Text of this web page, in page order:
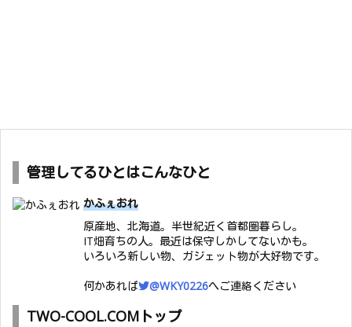
管理してるひとはこんなひと
かふぇおれ
原産地、北海道。半世紀近く首都圏暮らし。
IT畑育ちの人。最近は保守しかしてないかも。
いろいろ新しい物、ガジェット物が大好物です。
何かあれば
@WKY0226へご連絡ください
TWO-COOL.COMトップ